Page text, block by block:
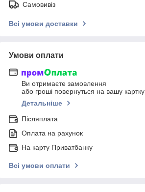
Самовивіз
Всі умови доставки
Умови оплати
Ви отримаєте замовлення
або гроші повернуться на вашу картку
Детальніше
Післяплата
Оплата на рахунок
На карту Приватбанку
Всі умови оплати